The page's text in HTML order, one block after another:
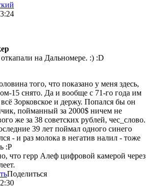
на Дальномере. :) :D
того, что показано у меня здесь,
15 снято. Да и вообще с 71-го года им
Зорковское и держу. Попался бы он
пойманный за 2000$ ничем не
же за 38 советских рублей, чес_слово.
39 лет поймал одного синего
- и раз молока в негатив налил - тоже
:P
что герр Алеф цифровой камерой через
Поделиться